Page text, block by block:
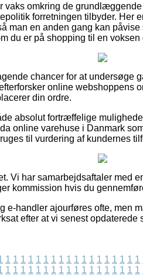
vaks omkring de
forretningen tilbyder. Her
man en anden gang kan
du er på shopping til en voksen
chancer for at undersøge
online webshoppens
din ordre.
absolut fortræffelige
online varehuse i Danmark
til vurdering af kundernes
Vi har samarbejdsaftaler med
kommission hvis du
e-handler ajourføres ofte, men
efter at vi senest opdaterede
1 1 1 1 1 1 1 1 1 1 1 1 1 1 1 1 1 1
1 1 1 1 1 1 1 1 1 1 1 1 1 1 1 1 1 1